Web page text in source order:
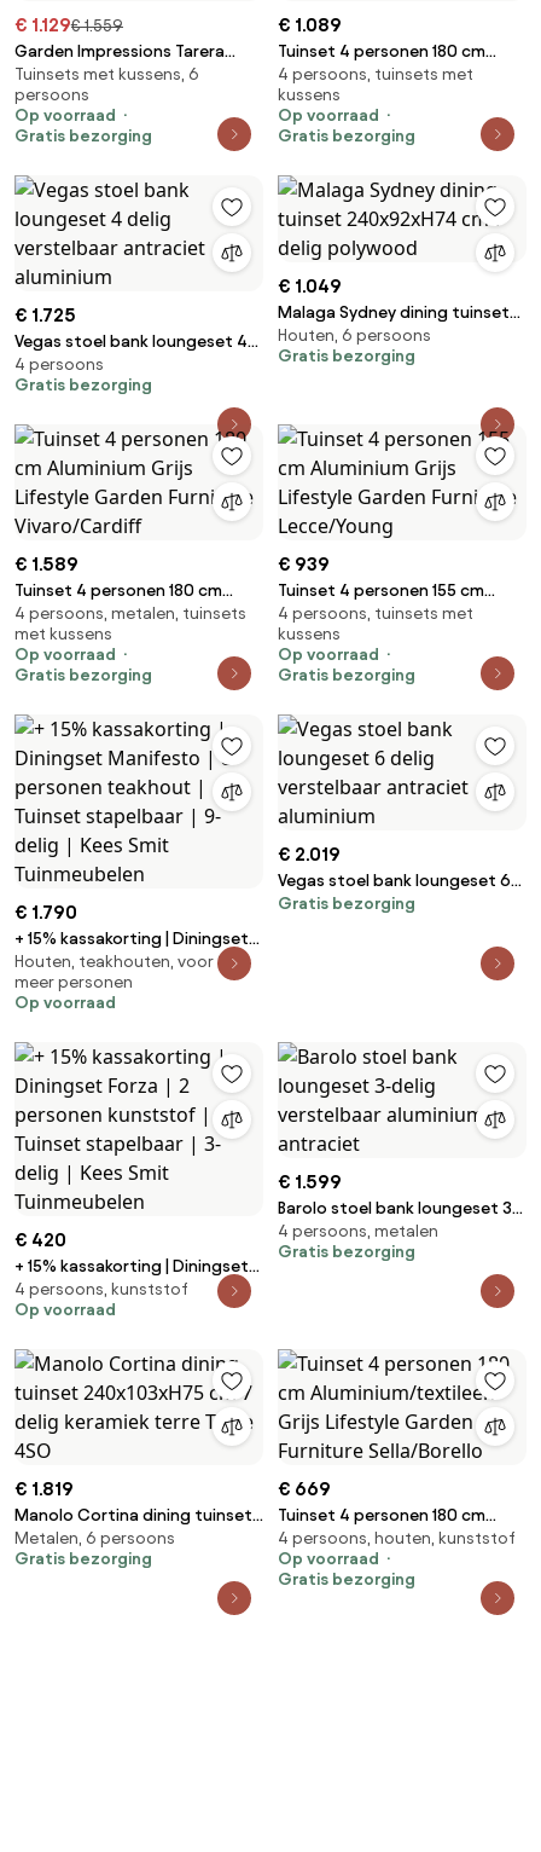
€ 1.129€ 1.559
Garden Impressions Tarera
lounge dining set 6-delig incl
stoel - donker grijs
Tuinsets met kussens, 6
persoons
Op voorraad
Gratis bezorging
€ 1.089
Tuinset 4 personen 180 cm
Aluminium Grijs Lifestyle
Garden Furniture Lecce/Valley
4 persoons, tuinsets met
kussens
Op voorraad
Gratis bezorging
€ 1.725
Vegas stoel bank loungeset 4
delig verstelbaar antraciet
aluminium
4 persoons
Gratis bezorging
€ 1.049
Malaga Sydney dining tuinset
240x92xH74 cm 7 delig
polywood
Houten, 6 persoons
Gratis bezorging
€ 1.589
Tuinset 4 personen 180 cm
Aluminium Grijs Lifestyle
Garden Furniture
Vivaro/Cardiff
4 persoons, metalen, tuinsets
met kussens
Op voorraad
Gratis bezorging
€ 939
Tuinset 4 personen 155 cm
Aluminium Grijs Lifestyle
Garden Furniture Lecce/Young
4 persoons, tuinsets met
kussens
Op voorraad
Gratis bezorging
€ 1.790
+ 15% kassakorting | Diningset
Manifesto | 8 personen
teakhout | Tuinset stapelbaar |
9-delig | Kees Smit
Houten, teakhouten, voor 8 of
meer personen
Op voorraad
€ 2.019
Vegas stoel bank loungeset 6
delig verstelbaar antraciet
Gratis bezorging
€ 420
+ 15% kassakorting | Diningset
Forza | 2 personen kunststof |
Tuinset stapelbaar | 3-delig |
4 persoons, kunststof
Op voorraad
€ 1.599
Barolo stoel bank loungeset 3-
delig verstelbaar aluminium
antraciet
4 persoons, metalen
Gratis bezorging
€ 1.819
Manolo Cortina dining tuinset
240x103xH75 cm 7 delig
keramiek terre Taste 4SO
Metalen, 6 persoons
Gratis bezorging
€ 669
Tuinset 4 personen 180 cm
Aluminium/textileen Grijs
Lifestyle Garden Furniture
Sella/Borello
4 persoons, houten, kunststof
Op voorraad
Gratis bezorging